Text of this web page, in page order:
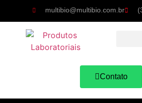
multibio@multibio.com.br
Contato